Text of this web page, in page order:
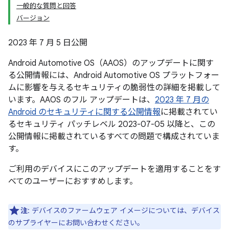
一般的な質問と回答
バージョン
2023 年 7 月 5 日公開
Android Automotive OS（AAOS）のアップデートに関す
る公開情報には、Android Automotive OS プラットフォー
ムに影響を与えるセキュリティの脆弱性の詳細を掲載して
います。AAOS のフル アップデートは、 2023 年 7 月の
Android のセキュリティに関する公開情報に掲載されてい
るセキュリティ パッチレベル 2023-07-05 以降と、この
公開情報に掲載されているすべての問題で構成されていま
す。
ご利用のデバイスにこのアップデートを適用することをす
べてのユーザーにおすすめします。
注: デバイスのファームウェア イメージについては、デバイス
のサプライヤーにお問い合わせください。